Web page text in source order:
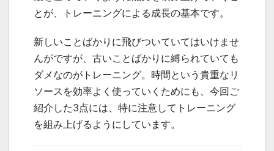
とが、トレーニングによる成長の基本です。
新しいことばかりに飛びついていてはいけませ
んがですが、古いことばかりに縛られていても
ダメなのがトレーニング。時間という貴重なリ
ソースを効率よく使っていくためにも、今回ご
紹介した3点には、特に注意してトレーニング
を組み上げるようにしています。